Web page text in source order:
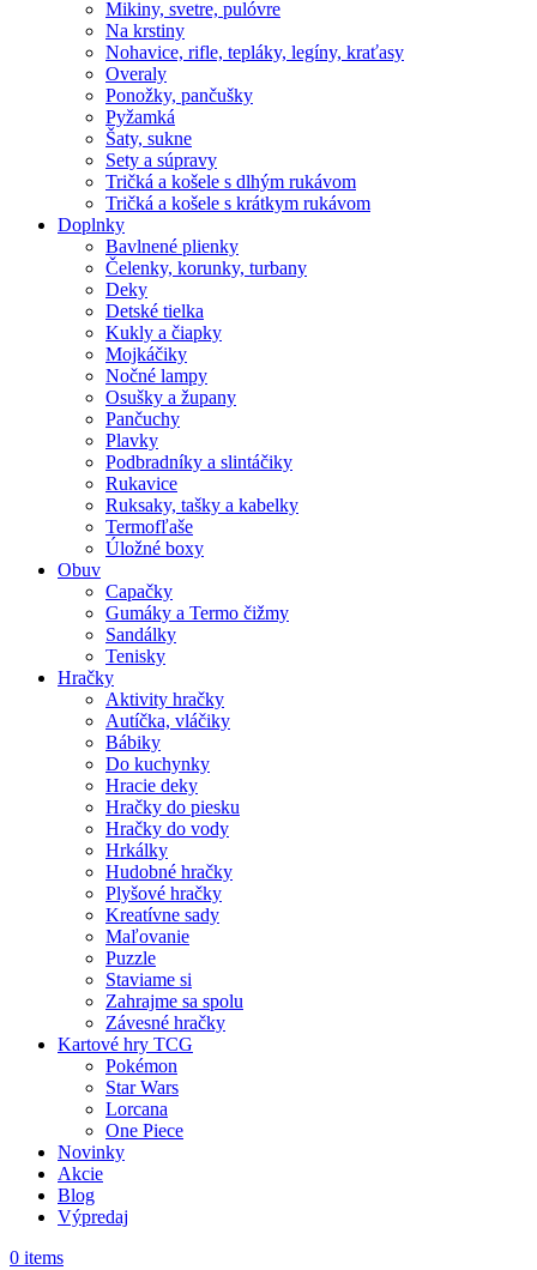
Mikiny, svetre, pulóvre
Na krstiny
Nohavice, rifle, tepláky, legíny, kraťasy
Overaly
Ponožky, pančušky
Pyžamká
Šaty, sukne
Sety a súpravy
Tričká a košele s dlhým rukávom
Tričká a košele s krátkym rukávom
Doplnky
Bavlnené plienky
Čelenky, korunky, turbany
Deky
Detské tielka
Kukly a čiapky
Mojkáčiky
Nočné lampy
Osušky a župany
Pančuchy
Plavky
Podbradníky a slintáčiky
Rukavice
Ruksaky, tašky a kabelky
Termofľaše
Úložné boxy
Obuv
Capačky
Gumáky a Termo čižmy
Sandálky
Tenisky
Hračky
Aktivity hračky
Autíčka, vláčiky
Bábiky
Do kuchynky
Hracie deky
Hračky do piesku
Hračky do vody
Hrkálky
Hudobné hračky
Plyšové hračky
Kreatívne sady
Maľovanie
Puzzle
Staviame si
Zahrajme sa spolu
Závesné hračky
Kartové hry TCG
Pokémon
Star Wars
Lorcana
One Piece
Novinky
Akcie
Blog
Výpredaj
0 items